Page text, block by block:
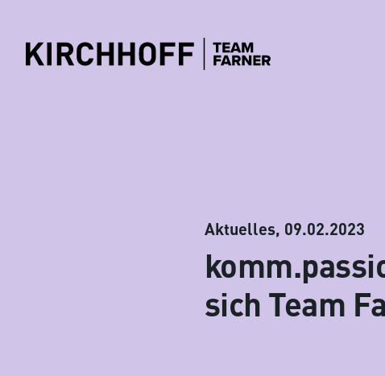
Aktuelles, 09.02.2023
sich Team